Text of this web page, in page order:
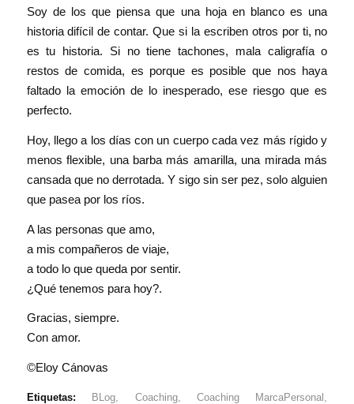
Soy de los que piensa que una hoja en blanco es una
historia difícil de contar. Que si la escriben otros por ti, no
es tu historia. Si no tiene tachones, mala caligrafía o
restos de comida, es porque es posible que nos haya
faltado la emoción de lo inesperado, ese riesgo que es
perfecto.
Hoy, llego a los días con un cuerpo cada vez más rígido y
menos flexible, una barba más amarilla, una mirada más
cansada que no derrotada. Y sigo sin ser pez, solo alguien
que pasea por los ríos.
A las personas que amo,
a mis compañeros de viaje,
a todo lo que queda por sentir.
¿Qué tenemos para hoy?.
Gracias, siempre.
Con amor.
©Eloy Cánovas
Etiquetas: BLog Coaching, Coaching MarcaPersonal